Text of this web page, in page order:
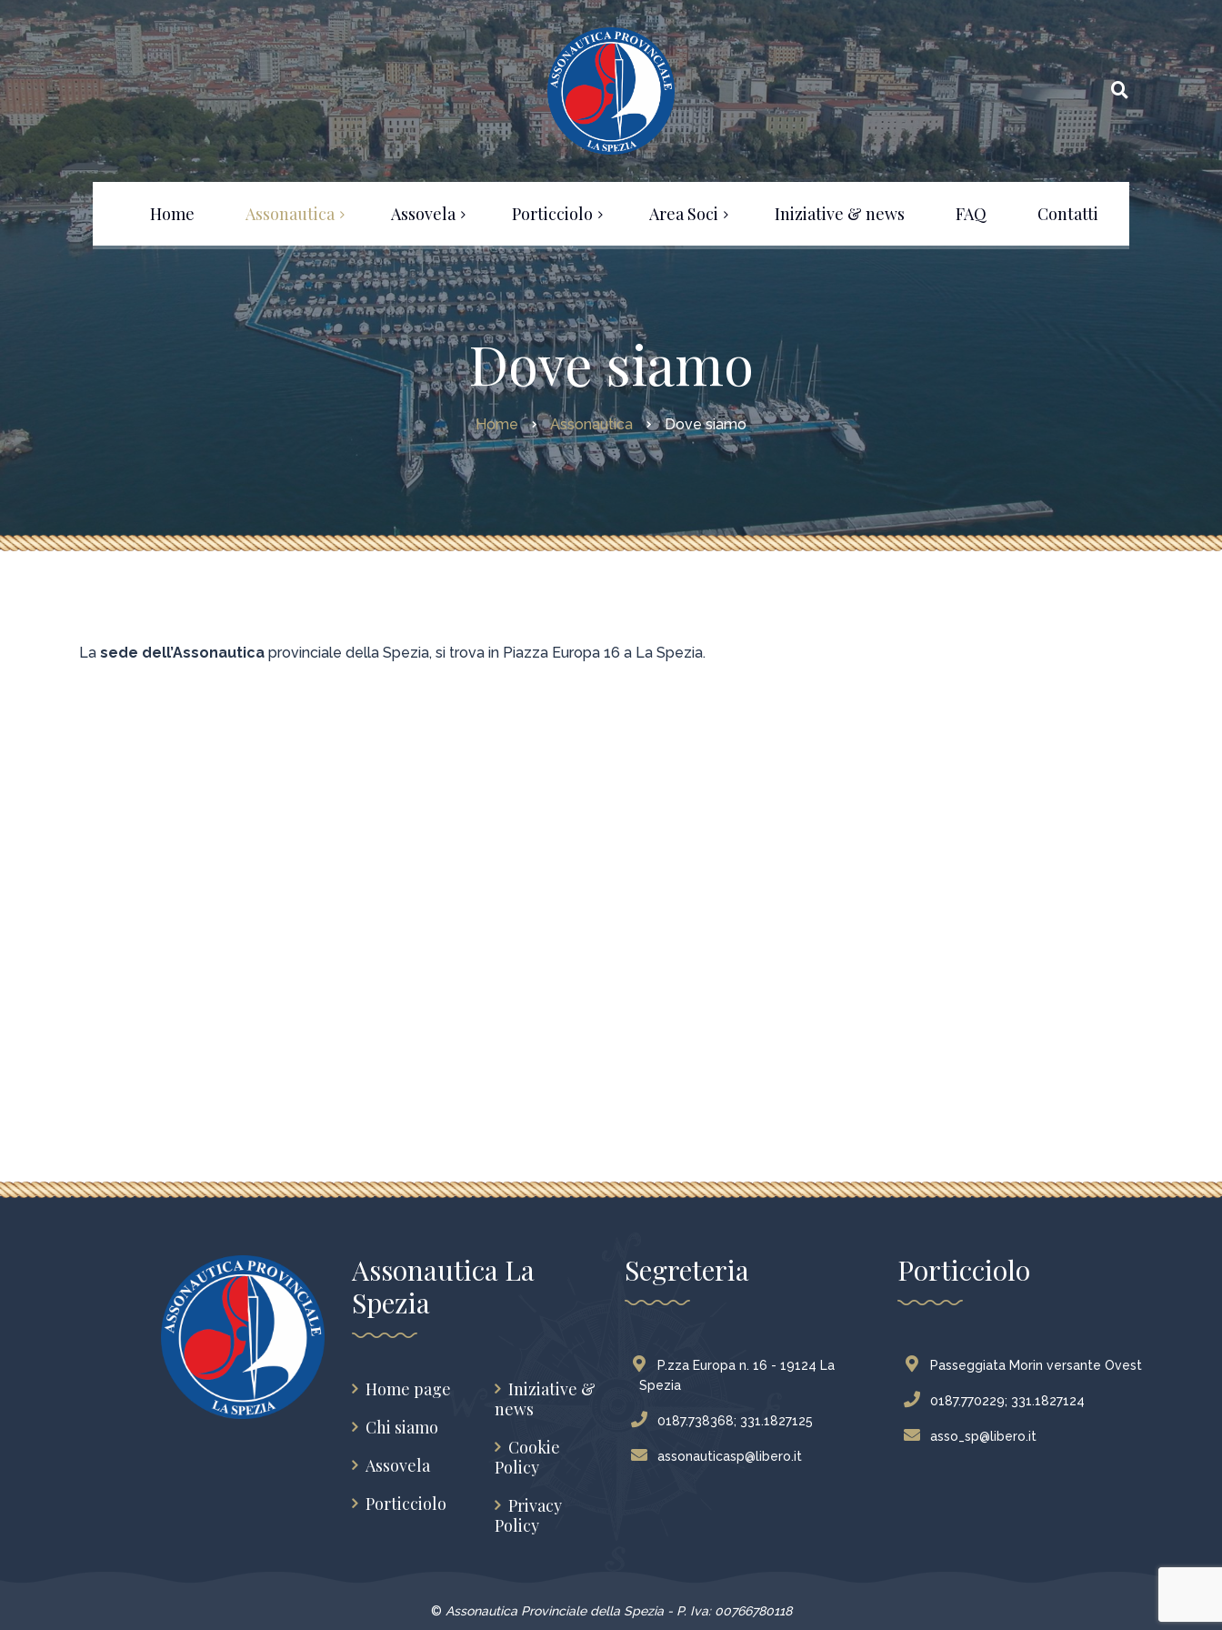
Home Assonautica
Dove siamo
Assovela
Chi siamo
Assoregata
Fotogallery
Porticciolo
Dove siamo
Tariffe transiti
Area Soci
Regolamento
Tariffe
Temporanee
Modulistica
Convenzioni per soci
Iniziative & news FAQ Contatti
Dove siamo
Home Assonautica Dove siamo
La sede dell’Assonautica provinciale della Spezia, si trova in Piazza Europa 16 a La Spezia.
Assonautica La
Spezia
Home page
Chi siamo
Assovela
Porticciolo
Iniziative &
news
Cookie
Policy
Privacy
Policy
Segreteria
P.zza Europa n. 16 - 19124 La
Spezia
0187.738368; 331.1827125
assonauticasp@libero.it
Porticciolo
Passeggiata Morin versante Ovest
0187.770229; 331.1827124
asso_sp@libero.it
© Assonautica Provinciale della Spezia - P. Iva: 00766780118